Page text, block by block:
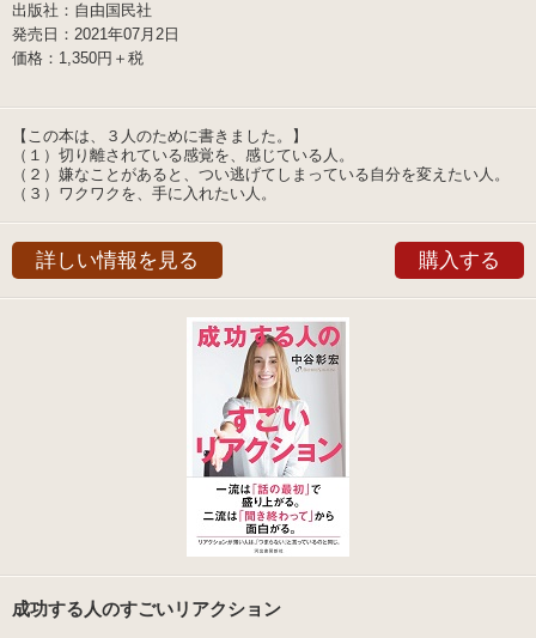
出版社：自由国民社
発売日：2021年07月2日
価格：1,350円＋税
【この本は、３人のために書きました。】
（１）切り離されている感覚を、感じている人。
（２）嫌なことがあると、つい逃げてしまっている自分を変えたい人。
（３）ワクワクを、手に入れたい人。
詳しい情報を見る 購入する
成功する人のすごいリアクション